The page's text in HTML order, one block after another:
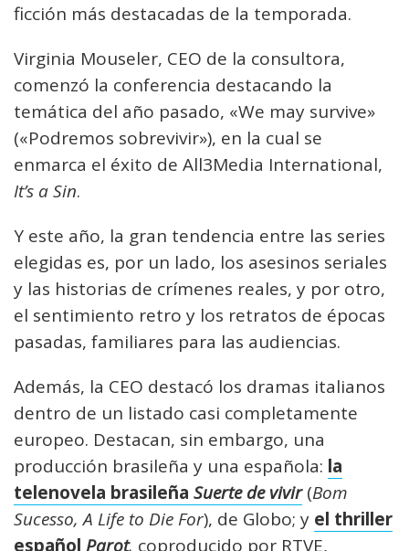
ficción más destacadas de la temporada.
Virginia Mouseler, CEO de la consultora,
comenzó la conferencia destacando la
temática del año pasado, «We may survive»
(«Podremos sobrevivir»), en la cual se
enmarca el éxito de All3Media International,
It’s a Sin.
Y este año, la gran tendencia entre las series
elegidas es, por un lado, los asesinos seriales
y las historias de crímenes reales, y por otro,
el sentimiento retro y los retratos de épocas
pasadas, familiares para las audiencias.
Además, la CEO destacó los dramas italianos
dentro de un listado casi completamente
europeo. Destacan, sin embargo, una
producción brasileña y una española: la
telenovela brasileña Suerte de vivir(Bom
Sucesso, A Life to Die For), de Globo; y el thriller
español Parot, coproducido por RTVE,